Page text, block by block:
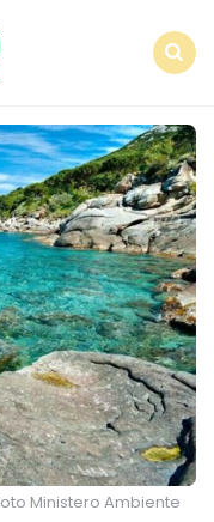
Ministero Ambiente